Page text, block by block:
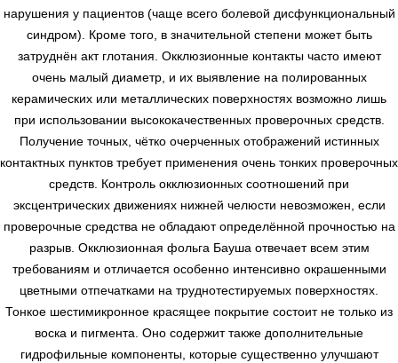
нарушения у пациентов (чаще всего болевой дисфункциональный
синдром). Кроме того, в значительной степени может быть
затруднён акт глотания. Окклюзионные контакты часто имеют
очень малый диаметр, и их выявление на полированных
керамических или металлических поверхностях возможно лишь
при использовании высококачественных проверочных средств.
Получение точных, чётко очерченных отображений истинных
контактных пунктов требует применения очень тонких проверочных
средств. Контроль окклюзионных соотношений при
эксцентрических движениях нижней челюсти невозможен, если
проверочные средства не обладают определённой прочностью на
разрыв. Окклюзионная фольга Бауша отвечает всем этим
требованиям и отличается особенно интенсивно окрашенными
цветными отпечатками на труднотестируемых поверхностях.
Тонкое шестимикронное красящее покрытие состоит не только из
воска и пигмента. Оно содержит также дополнительные
гидрофильные компоненты, которые существенно улучшают